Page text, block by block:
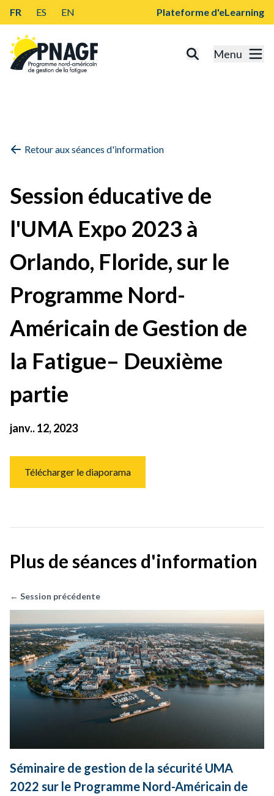
FR ES EN Plateforme d'eLearning
Menu
Retour aux séances d'information
Session éducative de
l'UMA Expo 2023 à
Orlando, Floride, sur le
Programme Nord-
Américain de Gestion de
la Fatigue– Deuxième
partie
janv.. 12, 2023
Télécharger le diaporama
Plus de séances d'information
← Session précédente
Séminaire de gestion de la sécurité UMA
2022 sur le Programme Nord-Américain de